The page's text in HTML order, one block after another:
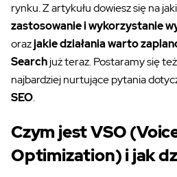
rynku. Z artykułu dowiesz się na
zastosowanie i wykorzystanie
orazjakie działania warto
Searchjuż teraz. Postaramy się
najbardziej nurtujące pytania
SEO.
Czym jest VSO
Optimization) i jak